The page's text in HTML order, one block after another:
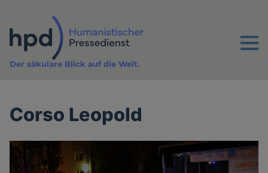
Inhalt
Menu
Der säkulare Blick auf die Welt.
Corso Leopold